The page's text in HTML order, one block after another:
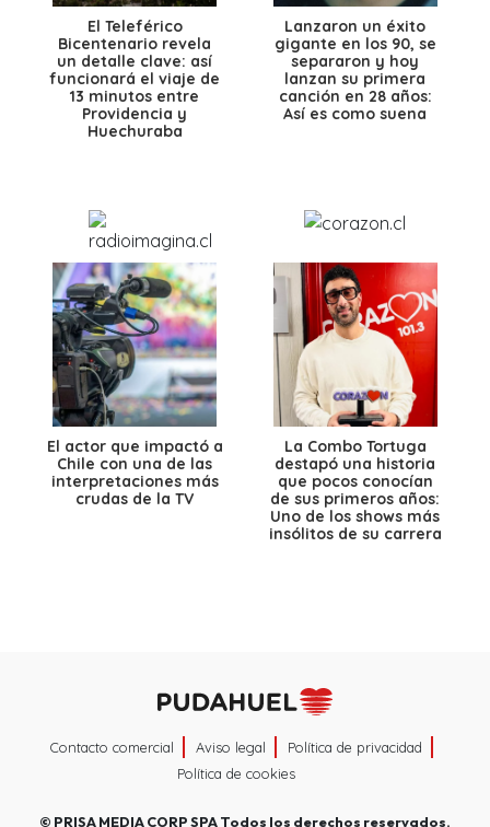
El Teleférico
Bicentenario revela
un detalle clave: así
funcionará el viaje de
13 minutos entre
Providencia y
Huechuraba
Lanzaron un éxito
gigante en los 90, se
separaron y hoy
lanzan su primera
canción en 28 años:
Así es como suena
El actor que impactó a
Chile con una de las
interpretaciones más
crudas de la TV
La Combo Tortuga
destapó una historia
que pocos conocían
de sus primeros años:
Uno de los shows más
insólitos de su carrera
Contacto comercial Aviso legal
Política de privacidad
Política de cookies
© PRISA MEDIA CORP SPATodos los derechos reservados.